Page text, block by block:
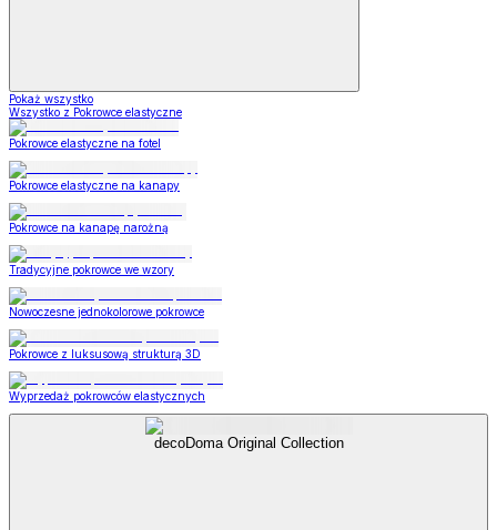
Pokaż wszystko
Wszystko z Pokrowce elastyczne
Pokrowce elastyczne na fotel
Pokrowce elastyczne na kanapy
Pokrowce na kanapę narożną
Tradycyjne pokrowce we wzory
Nowoczesne jednokolorowe pokrowce
Pokrowce z luksusową strukturą 3D
Wyprzedaż pokrowców elastycznych
decoDoma Original Collection